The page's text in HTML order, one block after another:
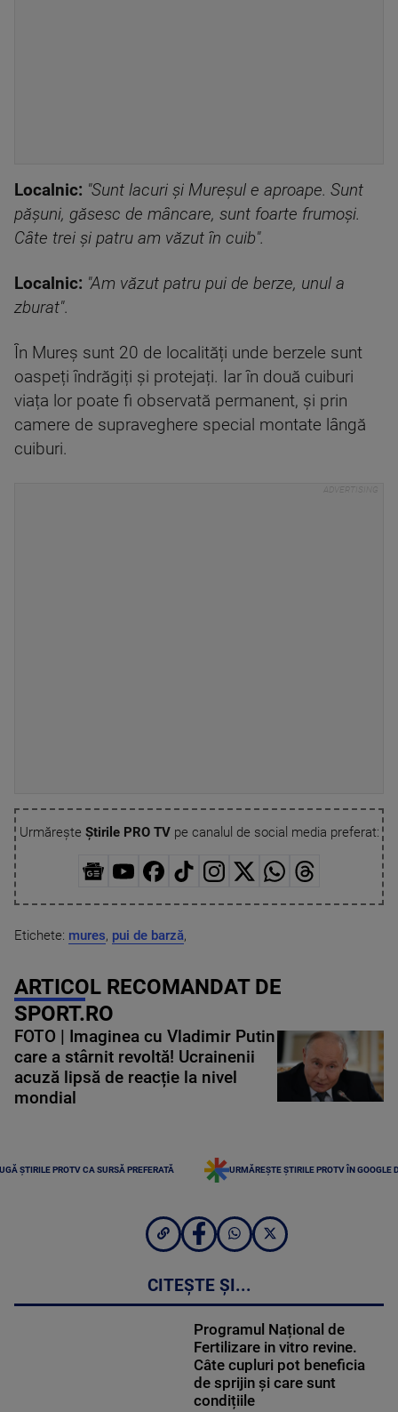
Localnic: "Sunt lacuri și Mureșul e aproape. Sunt
pășuni, găsesc de mâncare, sunt foarte frumoși.
Câte trei și patru am văzut în cuib".
Localnic: "Am văzut patru pui de berze, unul a
zburat".
În Mureș sunt 20 de localități unde berzele sunt
oaspeți îndrăgiți și protejați. Iar în două cuiburi
viața lor poate fi observată permanent, și prin
camere de supraveghere special montate lângă
cuiburi.
Urmărește Știrile PRO TVpe canalul de social media preferat:
Etichete: mures, pui de barză,
ARTICOL RECOMANDAT DE
SPORT.RO
FOTO | Imaginea cu Vladimir Putin
care a stârnit revoltă! Ucrainenii
acuză lipsă de reacție la nivel
mondial
ȘTIRILE PROTV CA SURSĂ PREFERATĂ URMĂREȘTE ȘTIRILE PROTV ÎN GOOGLE
CITEȘTE ȘI...
Programul Național de
Fertilizare in vitro revine.
Câte cupluri pot beneficia
de sprijin și care sunt
condițiile